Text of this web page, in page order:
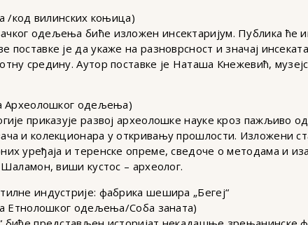
/код вилинских коњица)
одељења биће изложен инсектаријум. Публика ће
је да укаже на разноврсност и значај
средину. Аутор поставке је Наташа Кнежевић,
Археолошког одељења)
приказује развој археолошке науке кроз пажљиво
и колекционара у откривању прошлости. Изложени
уређаја и теренске опреме, сведоче о методама и
виши кустос – археолог.
индустрије: фабрика шешира „Бегеј“
Етнолошког одељења/Соба заната)